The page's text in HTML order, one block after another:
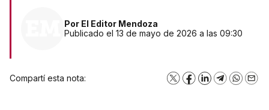
Por El Editor Mendoza
Publicado el 13 de mayo de 2026 a las 09:30
Compartí esta nota: X Facebook
LinkedInTelegram